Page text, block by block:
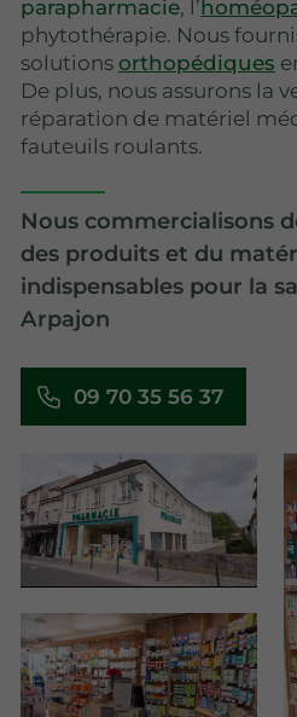
parapharmacie, l’
phytothérapie. Nous
solutions orthopédiques
De plus, nous assurons la
réparation de matériel
fauteuils roulants.
Nous commercialisons
des produits et du
indispensables pour la
Arpajon
09 70 35 56 37